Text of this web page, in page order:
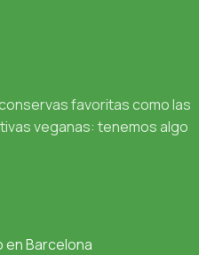
favoritas como las
veganas: tenemos algo
en Barcelona